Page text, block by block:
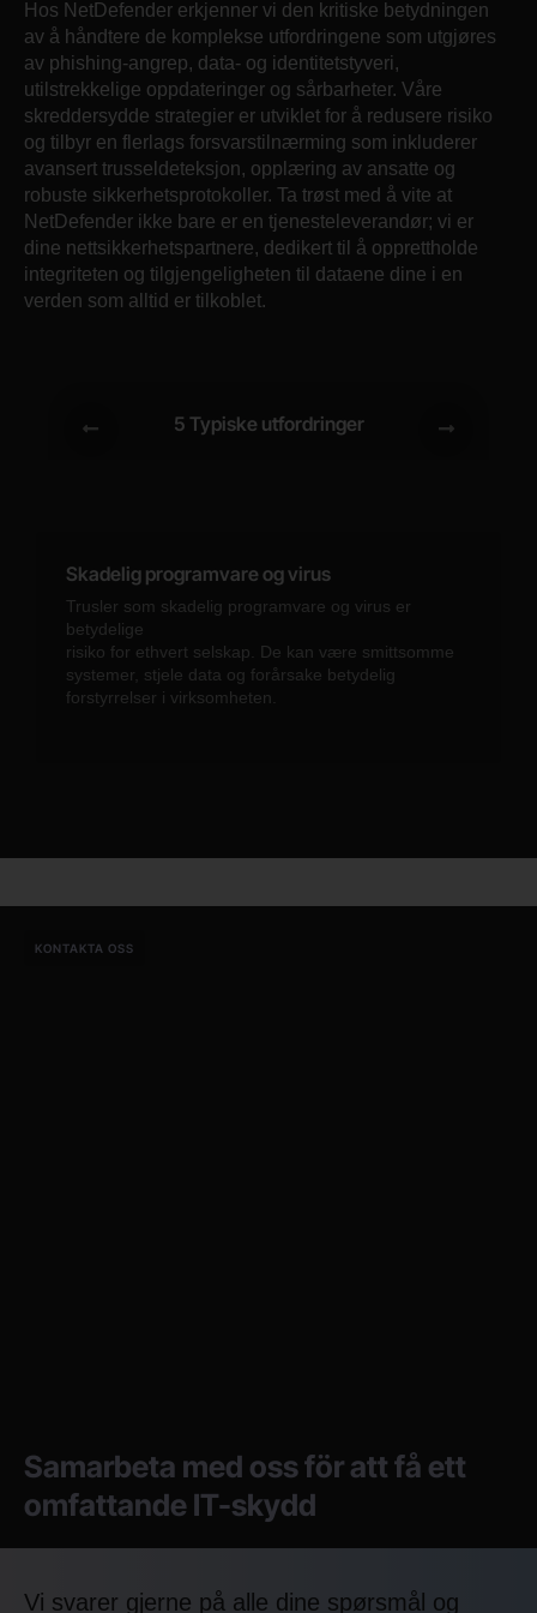
Hos NetDefender erkjenner vi den kritiske betydningen
av å håndtere de komplekse utfordringene som utgjøres
av phishing-angrep, data- og identitetstyveri,
utilstrekkelige oppdateringer og sårbarheter. Våre
skreddersydde strategier er utviklet for å redusere risiko
og tilbyr en flerlags forsvarstilnærming som inkluderer
avansert trusseldeteksjon, opplæring av ansatte og
robuste sikkerhetsprotokoller. Ta trøst med å vite at
NetDefender ikke bare er en tjenesteleverandør; vi er
dine nettsikkerhetspartnere, dedikert til å opprettholde
integriteten og tilgjengeligheten til dataene dine i en
verden som alltid er tilkoblet.
5 Typiske utfordringer
Skadelig programvare og virus
Trusler som skadelig programvare og virus er
betydelige
risiko for ethvert selskap. De kan være smittsomme
systemer, stjele data og forårsake betydelig
forstyrrelser i virksomheten.
KONTAKTA OSS
Samarbeta med oss ​​för att få ett
omfattande IT-skydd
Vi svarer gjerne på alle dine spørsmål og